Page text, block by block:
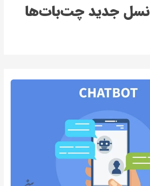
نسل جدید چت‌بات‌ها